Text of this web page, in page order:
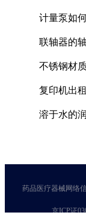
计量泵如
联轴器的
不锈钢材
复印机出
溶于水的
药品医疗器械网络
京ICP证